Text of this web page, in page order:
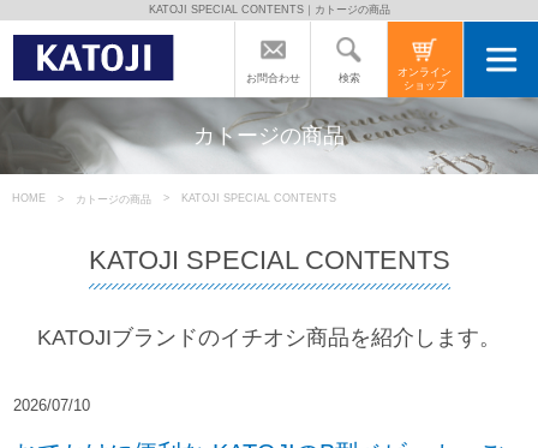
トップページ
カトージの商品
カトージについて
商品をご愛用の方へ
よくあるご質問
お問合わせ 検索
オンライン
ショップ
KATOJI SPECIAL CONTENTS｜カトージの商品
カトージの商品
HOME カトージの商品 KATOJI SPECIAL CONTENTS
KATOJI SPECIAL CONTENTS
KATOJIブランドのイチオシ商品を紹介します。
2026/07/10